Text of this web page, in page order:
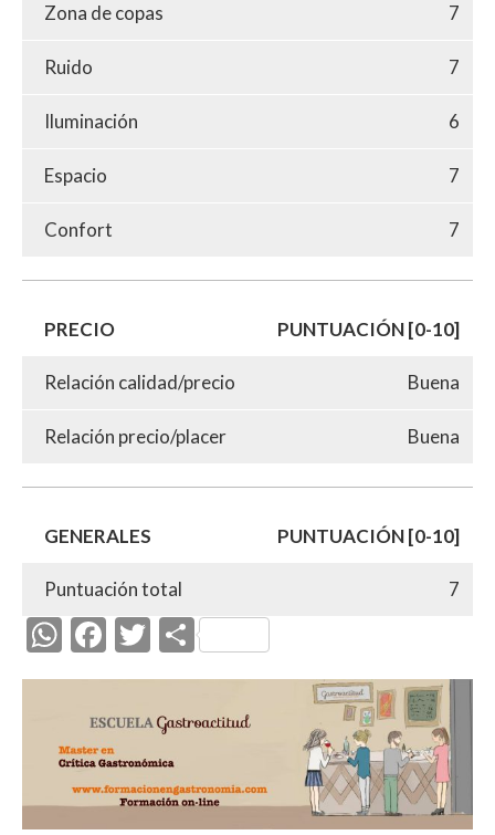
Zona de copas 7
Ruido 7
Iluminación 6
Espacio 7
Confort 7
PRECIO PUNTUACIÓN [0-10]
Relación calidad/precio Buena
Relación precio/placer Buena
GENERALES PUNTUACIÓN [0-10]
Puntuación total 7
W
h
at
s
A
p
F
ac
e
b
o
o
T
w
itt
er
C
o
p
ar
ti